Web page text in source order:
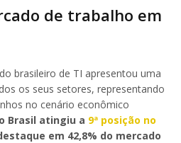
de trabalho em
brasileiro de TI apresentou uma
os seus setores, representando
no cenário econômico
o Brasil atingiu a 9ª posição no
em 42,8% do mercado